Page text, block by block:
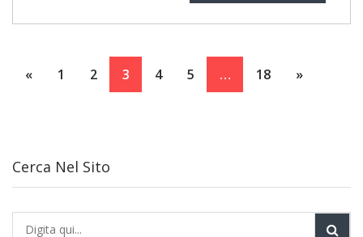
« 1 2 3 4 5 … 18 »
Cerca Nel Sito